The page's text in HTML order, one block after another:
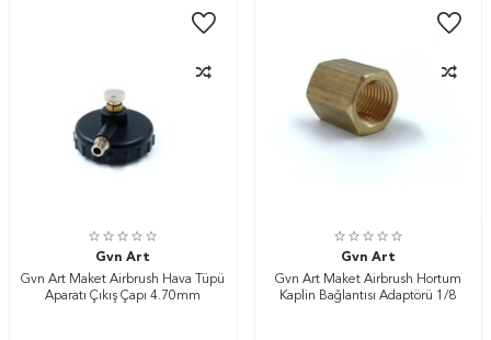
Gvn Art
Gvn Art Maket Airbrush Hava Tüpü
Aparatı Çıkış Çapı 4.70mm
Gvn Art
Gvn Art Maket Airbrush Hortum
Kaplin Bağlantısı Adaptörü 1/8